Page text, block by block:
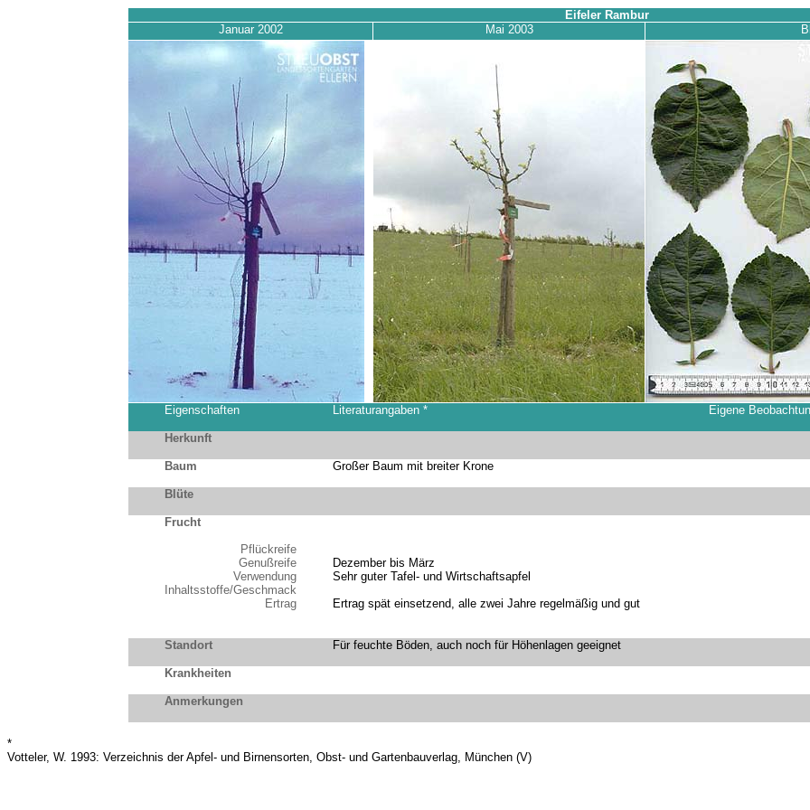
Eifeler Rambur
Januar 2002
Mai 2003
Eigenschaften Literaturangaben * Eigene
Herkunft
Baum Großer Baum mit breiter Krone
Blüte
Frucht
Pflückreife
Genußreife
Verwendung
Inhaltsstoffe/Geschmack
Ertrag
Dezember bis März
Sehr guter Tafel- und Wirtschaftsapfel
Ertrag spät einsetzend, alle zwei Jahre regelmäßig und gut
Standort Für feuchte Böden, auch noch für Höhenlagen geeignet
Krankheiten
Anmerkungen
*
Votteler, W. 1993: Verzeichnis der Apfel- und Birnensorten, Obst- und Gartenbauverlag, München (V)